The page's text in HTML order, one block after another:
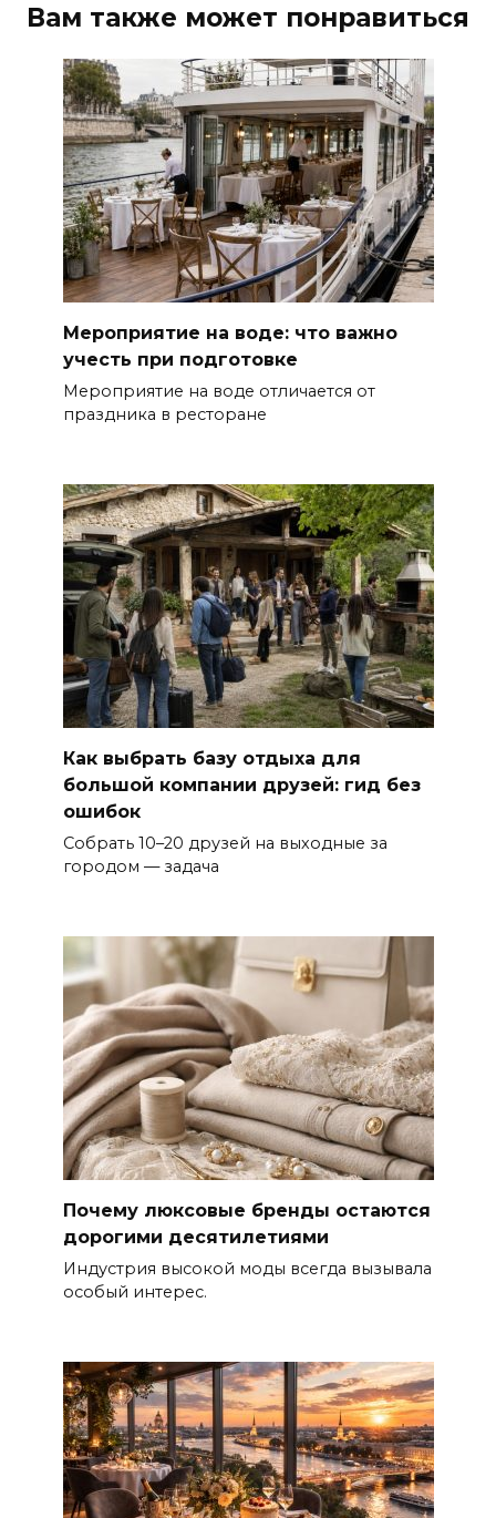
Вам также может понравиться
Мероприятие на воде: что важно
учесть при подготовке
Мероприятие на воде отличается от
праздника в ресторане
Как выбрать базу отдыха для
большой компании друзей: гид без
ошибок
Собрать 10–20 друзей на выходные за
городом — задача
Почему люксовые бренды остаются
дорогими десятилетиями
Индустрия высокой моды всегда вызывала
особый интерес.